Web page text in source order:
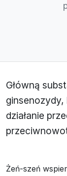
Główną
działanie
Żeń-szeń